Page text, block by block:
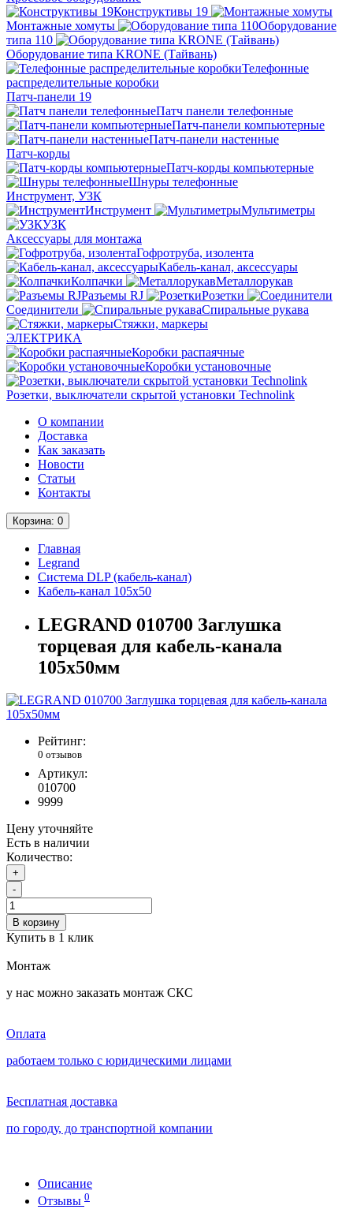
Конструктивы 19
Монтажные хомуты
Оборудование
типа 110
Оборудование типа KRONE (Тайвань)
Телефонные
распределительные коробки
Патч-панели 19
Патч панели телефонные
Патч-панели компьютерные
Патч-панели настенные
Патч-корды
Патч-корды компьютерные
Шнуры телефонные
Инструмент, УЗК
Инструмент
Мультиметры
УЗК
Аксессуары для монтажа
Гофротруба, изолента
Кабель-канал, аксессуары
Колпачки
Металлорукав
Разъемы RJ
Розетки
Соединители
Спиральные рукава
Стяжки, маркеры
ЭЛЕКТРИКА
Коробки распаячные
Коробки установочные
Розетки, выключатели скрытой установки Technolink
О компании
Доставка
Как заказать
Новости
Статьи
Контакты
Корзина: 0
Главная
Legrand
Система DLP (кабель-канал)
Кабель-канал 105х50
LEGRAND 010700 Заглушка
торцевая для кабель-канала
105х50мм
Рейтинг:
0 отзывов
Артикул:
010700
9999
Цену уточняйте
Есть в наличии
Количество:
+
-
В корзину
Купить в 1 клик
Монтаж
у нас можно заказать монтаж СКС
Оплата
работаем только с юридическими лицами
Бесплатная доставка
по городу, до транспортной компании
Описание
Отзывы 0